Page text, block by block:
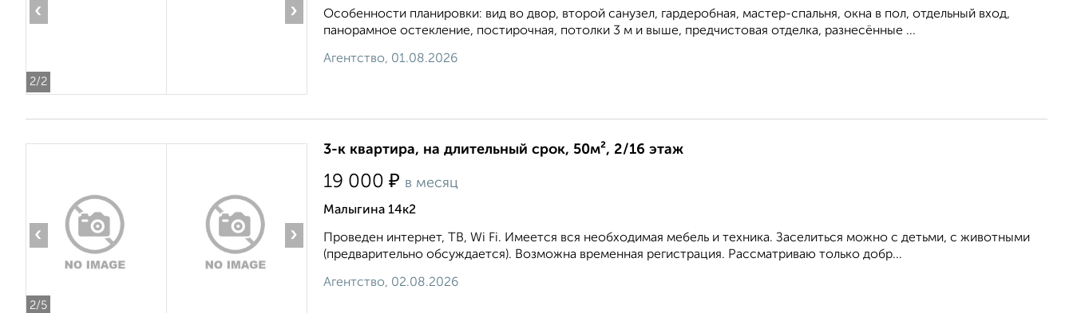
2/2
‹ ›
Особенности планировки: вид во двор, второй санузел, гардеробная, мастер-спальня, окна в пол, отдельный вход,
панорамное остекление, постирочная, потолки 3 м и выше, предчистовая отделка, разнесённые ...
Агентство, 01.08.2026
2/5
‹ ›
3-к квартира, на длительный срок, 50м², 2/16 этаж
19 000 ₽ в месяц
Малыгина 14к2
Проведен интернет, ТВ, Wi Fi. Имеется вся необходимая мебель и техника. Заселиться можно с детьми, с животными
(предварительно обсуждается). Возможна временная регистрация. Рассматриваю только добр...
Агентство, 02.08.2026